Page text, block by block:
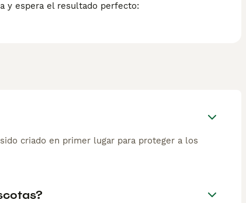
y espera el resultado perfecto:
criado en primer lugar para proteger a los